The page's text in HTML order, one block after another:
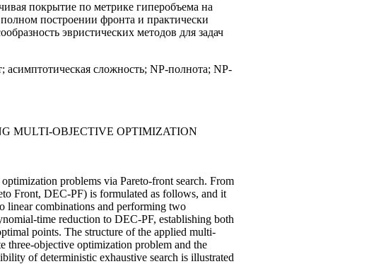
покрытие по метрике гиперобъема на
построении фронта и практически
эвристических методов для задач
сложность; NP-полнота; NP-
MULTI-OBJECTIVE OPTIMIZATION
problems via Pareto-front search. From
Front, DEC-PF) is formulated as follows, and it
linear combinations and performing two
time reduction to DEC-PF, establishing both
points. The structure of the applied multi-
three-objective optimization problem and the
of deterministic exhaustive search is illustrated